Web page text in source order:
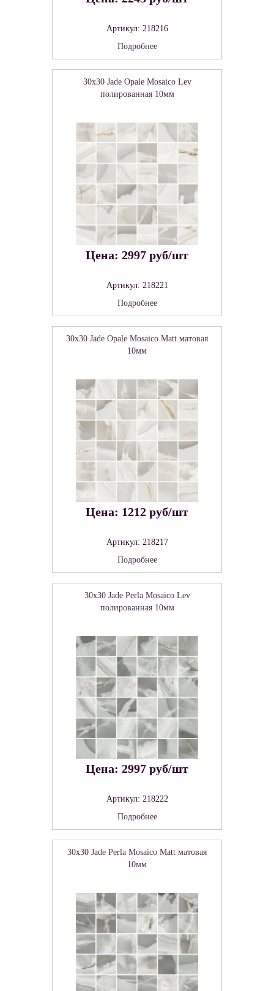
Артикул: 218216
Подробнее
30x30 Jade Opale Mosaico Lev
полированная 10мм
Цена: 2997 руб/шт
Артикул: 218221
Подробнее
30x30 Jade Opale Mosaico Matt матовая
10мм
Цена: 1212 руб/шт
Артикул: 218217
Подробнее
30x30 Jade Perla Mosaico Lev
полированная 10мм
Цена: 2997 руб/шт
Артикул: 218222
Подробнее
30x30 Jade Perla Mosaico Matt матовая
10мм